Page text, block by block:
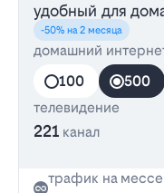
удобный для
-50% на 2 месяца
домашний
100
500
телевидение
221 канал
трафик на